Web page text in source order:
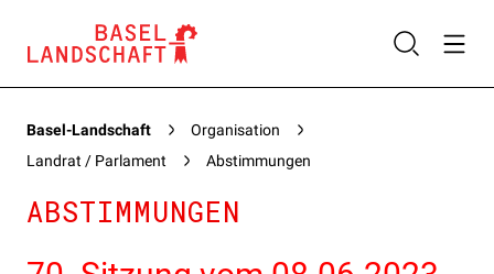
Basel-Landschaft
Organisation
Landrat / Parlament
Abstimmungen
ABSTIMMUNGEN